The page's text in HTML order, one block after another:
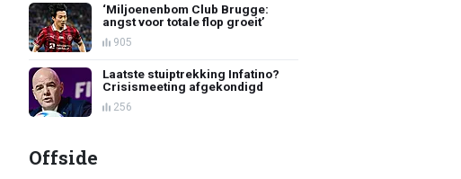
‘Miljoenenbom Club Brugge:
angst voor totale flop groeit’
905
Laatste stuiptrekking Infatino?
Crisismeeting afgekondigd
256
Offside